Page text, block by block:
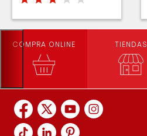
COMPRA ONLINE TIENDAS